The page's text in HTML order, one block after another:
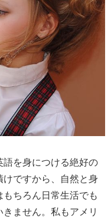
を身につける絶好の
ですから、自然と身
ちろん日常生活でも
ません。私もアメリ